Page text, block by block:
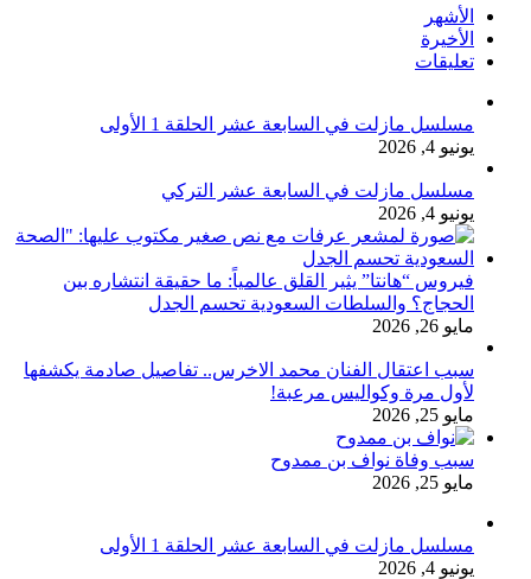
الأشهر
الأخيرة
تعليقات
مسلسل مازلت في السابعة عشر الحلقة 1 الأولى
يونيو 4, 2026
مسلسل مازلت في السابعة عشر التركي
يونيو 4, 2026
فيروس “هانتا” يثير القلق عالمياً: ما حقيقة انتشاره بين
الحجاج؟ والسلطات السعودية تحسم الجدل
مايو 26, 2026
سبب اعتقال الفنان محمد الاخرس.. تفاصيل صادمة يكشفها
لأول مرة وكواليس مرعبة!
مايو 25, 2026
سبب وفاة نواف بن ممدوح
مايو 25, 2026
مسلسل مازلت في السابعة عشر الحلقة 1 الأولى
يونيو 4, 2026